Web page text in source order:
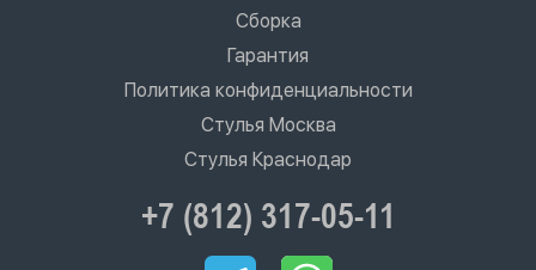
Сборка
Гарантия
Политика конфиденциальности
Стулья Москва
Стулья Краснодар
+7 (812) 317-05-11